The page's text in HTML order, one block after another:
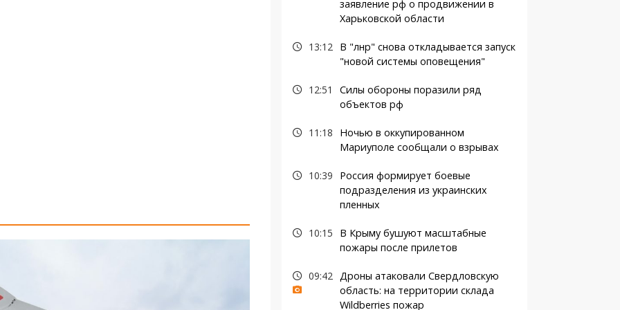
заявление рф о продвижении в
Харьковской области
13:12
В "лнр" снова откладывается запуск
"новой системы оповещения"
12:51
Силы обороны поразили ряд
объектов рф
11:18
Ночью в оккупированном
Мариуполе сообщали о взрывах
10:39
Россия формирует боевые
подразделения из украинских
пленных
10:15
В Крыму бушуют масштабные
пожары после прилетов
09:42 Дроны атаковали Свердловскую
область: на территории склада
Wildberries пожар